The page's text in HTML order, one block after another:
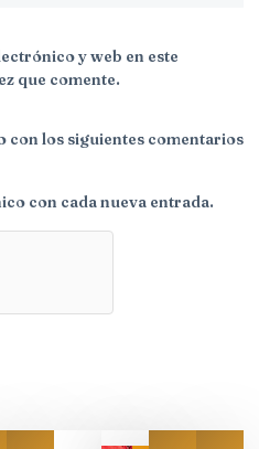
y web en este
que comente.
los siguientes comentarios
con cada nueva entrada.